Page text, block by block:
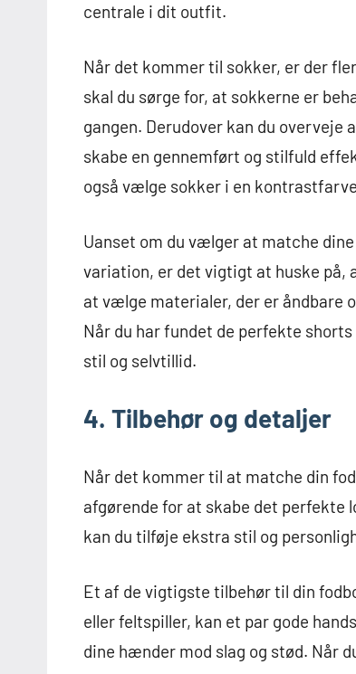
centrale i dit outfit.
Når det kommer til sokker, er der
skal du sørge for, at sokkerne er
gangen. Derudover kan du
skabe en gennemført og stilfuld
også vælge sokker i en
Uanset om du vælger at matche
variation, er det vigtigt at huske
at vælge materialer, der er åndbare
Når du har fundet de perfekte
stil og selvtillid.
4. Tilbehør og detaljer
Når det kommer til at matche din
afgørende for at skabe det perfekte
kan du tilføje ekstra stil og
Et af de vigtigste tilbehør til din
eller feltspiller, kan et par gode
dine hænder mod slag og stød. Når